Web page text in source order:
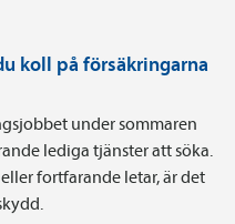
koll på försäkringarna
under sommaren
lediga tjänster att söka.
fortfarande letar, är det